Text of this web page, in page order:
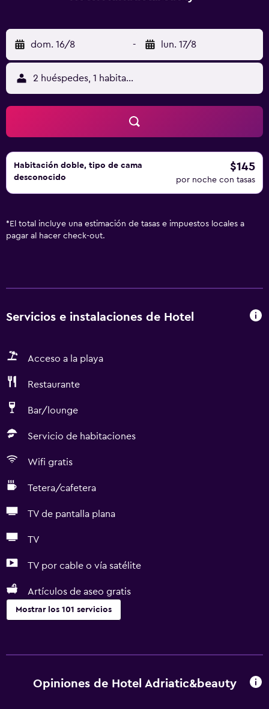
abajo en las instalaciones o cerca del alojamiento (es
posible que se aplique un recargo).
dom. 16/8 - lun. 17/8
2 huéspedes, 1 habitación
Habitación doble, tipo de cama
desconocido
$145
por noche con tasas
* El total incluye una estimación de tasas e impuestos locales a
pagar al hacer check-out.
Servicios e instalaciones de Hotel
Acceso a la playa
Restaurante
Bar/lounge
Servicio de habitaciones
Wifi gratis
Tetera/cafetera
TV de pantalla plana
TV
TV por cable o vía satélite
Artículos de aseo gratis
Mostrar los 101 servicios
Habitaciones familiares
Opiniones de Hotel Adriatic&beauty